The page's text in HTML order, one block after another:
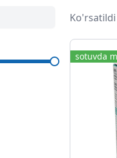
sotuvda